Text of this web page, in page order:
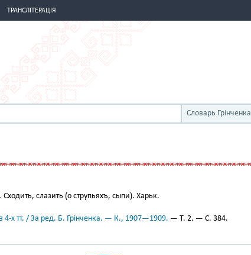
ТРАНСЛІТЕРАЦІЯ
Словарь Грінченка
Сходить, слазить (о струпьяхъ, сыпи). Харьк.
4-х тт. / За ред. Б. Грінченка. — К., 1907—1909. — Т. 2. — С. 384.